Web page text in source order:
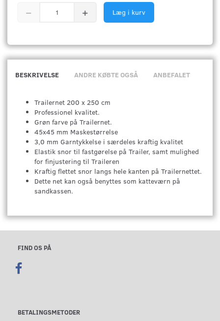
Læg i kurv
BESKRIVELSE ANDRE KØBTE OGSÅ ANBEFALET
Trailernet 200 x 250 cm
Professionel kvalitet.
Grøn farve på Trailernet.
45x45 mm Maskestørrelse
3,0 mm Garntykkelse i særdeles kraftig kvalitet
Elastik snor til fastgørelse på Trailer, samt mulighed
for finjustering til Traileren
Kraftig flettet snor langs hele kanten på Trailernettet.
Dette net kan også benyttes som katteværn på
sandkassen.
FIND OS PÅ
BETALINGSMETODER